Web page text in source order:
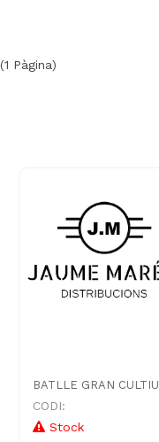
Pàgina)
BATLLE GRAN CULTIU
CODI:
Stock